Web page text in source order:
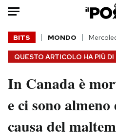
HOME
Italia
Politica
Tecnologia
QUESTO ARTICOLO HA PIÙ DI
BITS MONDO
In Canada è
e ci sono
causa del